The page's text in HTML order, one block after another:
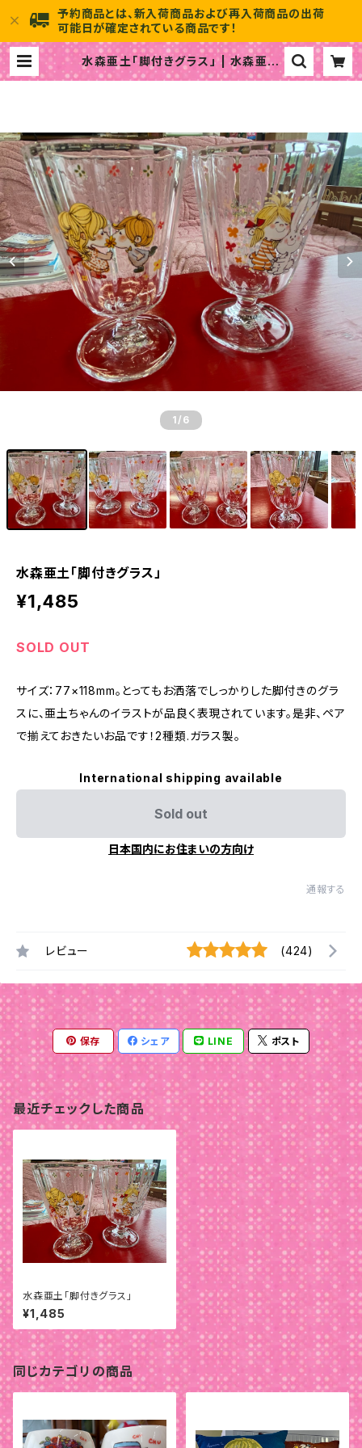
予約商品とは、新入荷商品および再入荷商品の出荷
可能日が確定されている商品です！
水森亜土「脚付きグラス」 | 水森亜土
のおもちゃ箱画廊 official
1 /6
水森亜土「脚付きグラス」
¥1,485
SOLD OUT
サイズ：77×118mm。とってもお洒落でしっかりした脚付きのグラ
スに、亜土ちゃんのイラストが品良く表現されています。是非、ペア
で揃えておきたいお品です！2種類.ガラス製。
International shipping available
Sold out
日本国内にお住まいの方向け
通報する
レビュー (424)
保存 シェア LINE ポスト
最近チェックした商品
水森亜土「脚付きグラス」
¥1,485
同じカテゴリの商品